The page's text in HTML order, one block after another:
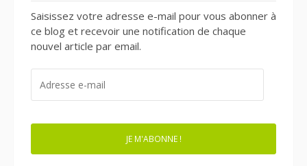
Saisissez votre adresse e-mail pour vous abonner à
ce blog et recevoir une notification de chaque
nouvel article par email.
MAIL
JE M'ABONNE !